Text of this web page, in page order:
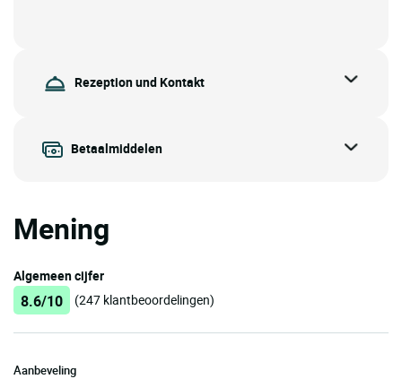
Rezeption und Kontakt
Betaalmiddelen
Mening
Algemeen cijfer
8.6/10 (247 klantbeoordelingen)
Aanbeveling